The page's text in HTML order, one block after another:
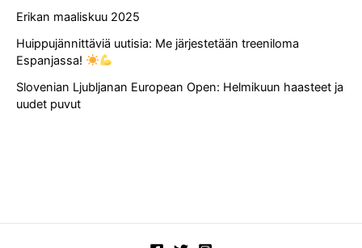
Erikan maaliskuu 2025
Huippujännittäviä uutisia: Me järjestetään treeniloma
Espanjassa!
Slovenian Ljubljanan European Open: Helmikuun haasteet ja
uudet puvut